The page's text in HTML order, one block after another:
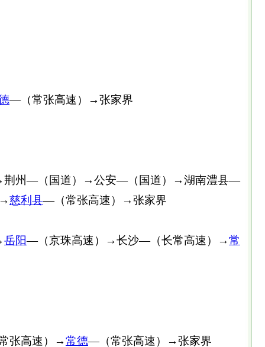
—（常张高速）→张家界
州—（国道）→公安—（国道）→湖南澧县—
慈利县—（常张高速）→张家界
岳阳—（京珠高速）→长沙—（长常高速）→常
高速）→常德—（常张高速）→张家界